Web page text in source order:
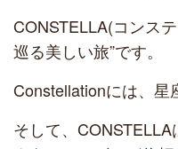
CONSTELLA(コンス
巡る美しい旅”です。
Constellationには、星
そして、